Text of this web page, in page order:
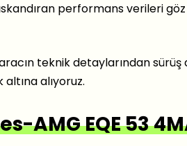
performans verileri
aracın teknik detaylarından
alıyoruz.
AMG EQE 53